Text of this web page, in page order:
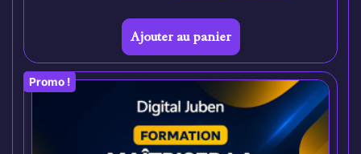
Ajouter au panier
Promo !